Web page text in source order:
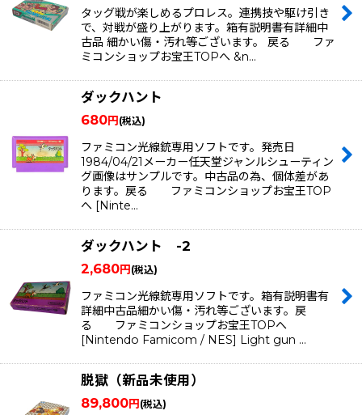
タッグ戦が楽しめるプロレス。連携技や駆け引き
で、対戦が盛り上がります。箱有説明書有詳細中
古品 細かい傷・汚れ等ございます。 戻る ファ
ミコンショップお宝王TOPへ &n…
ダックハント
680円 (税込)
ファミコン光線銃専用ソフトです。発売日
1984/04/21メーカー任天堂ジャンルシューティン
グ画像はサンプルです。中古品の為、個体差があ
ります。戻る ファミコンショップお宝王TOP
へ [Ninte…
ダックハント -2
2,680円 (税込)
ファミコン光線銃専用ソフトです。箱有説明書有
詳細中古品細かい傷・汚れ等ございます。戻
る ファミコンショップお宝王TOPへ
[Nintendo Famicom / NES] Light gun …
脱獄（新品未使用）
89,800円 (税込)